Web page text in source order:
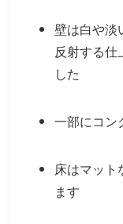
壁は白や淡
反射する仕
した
一部にコン
床はマット
ます